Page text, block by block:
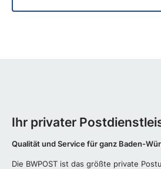
Ihr privater
Qualität und Service für ganz Baden-
Die BWPOST ist das größte private